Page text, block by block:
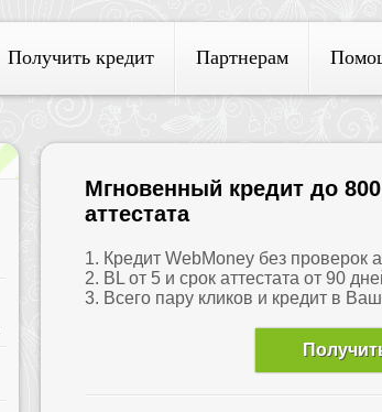
Получить кредит Партнерам
Мгновенный кредит до
аттестата
1. Кредит WebMoney без проверок
2. BL от 5 и срок аттестата от 90
3. Всего пару кликов и кредит в